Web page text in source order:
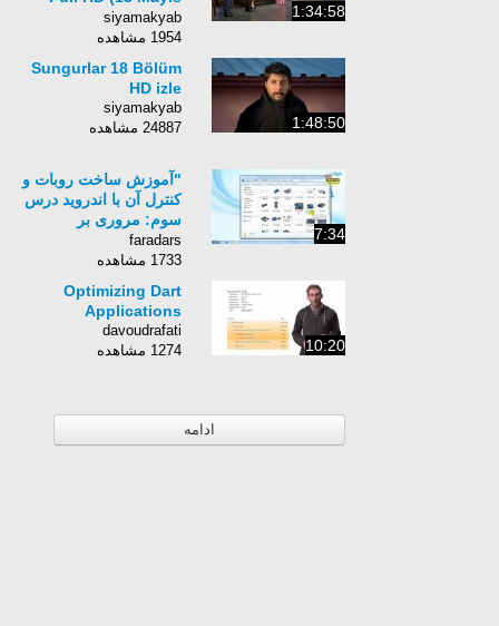
1:34:58
Cuma)
siyamakyab
1954 مشاهده
1:48:50
Sungurlar 18 Bölüm
HD izle
siyamakyab
24887 مشاهده
7:34
"آموزش ساخت روبات و
کنترل آن با اندروید درس
سوم: مروری بر
میکروکنترلر ها و برد
آردوینو(ت) "
faradars
1733 مشاهده
10:20
Optimizing Dart
Applications
davoudrafati
1274 مشاهده
ادامه